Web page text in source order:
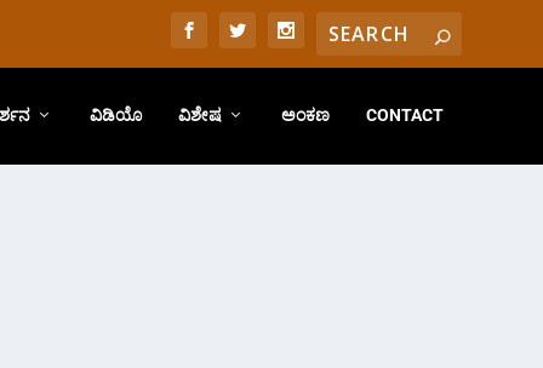
ವಿಡಿಯೊ ವಿಶೇಷ ಅಂಕಣ CONTACT